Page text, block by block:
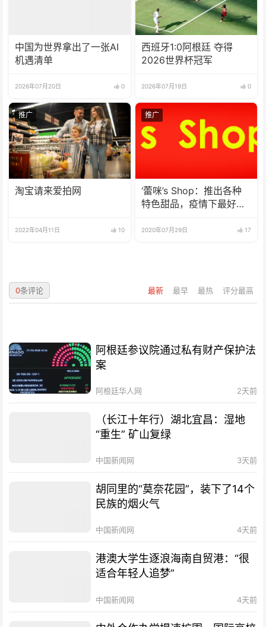
中国为世界拿出了一张AI
机遇清单
2026年07月20日 0
西班牙1:0阿根廷 夺得
2026世界杯冠军
2026年07月19日 0
推广
淘宝请来爱拍网
2022年04月11日 10
推广
‘蕾咪’s Shop：推出各种
特色甜品，疫情下最好的
2020年07月29日 17
最新 最早 最热 评分最高
0条评论
阿根廷参议院通过私有财产保护法
案
阿根廷华人网 2天前
（长江十年行）湖北宜昌：湿地
“重生” 矿山复绿
中国新闻网 3天前
胡同里的“莫奈花园”，装下了14个
民族的烟火气
中国新闻网 4天前
港澳大学生逐浪海南自贸港：“很
适合年轻人追梦”
中国新闻网 4天前